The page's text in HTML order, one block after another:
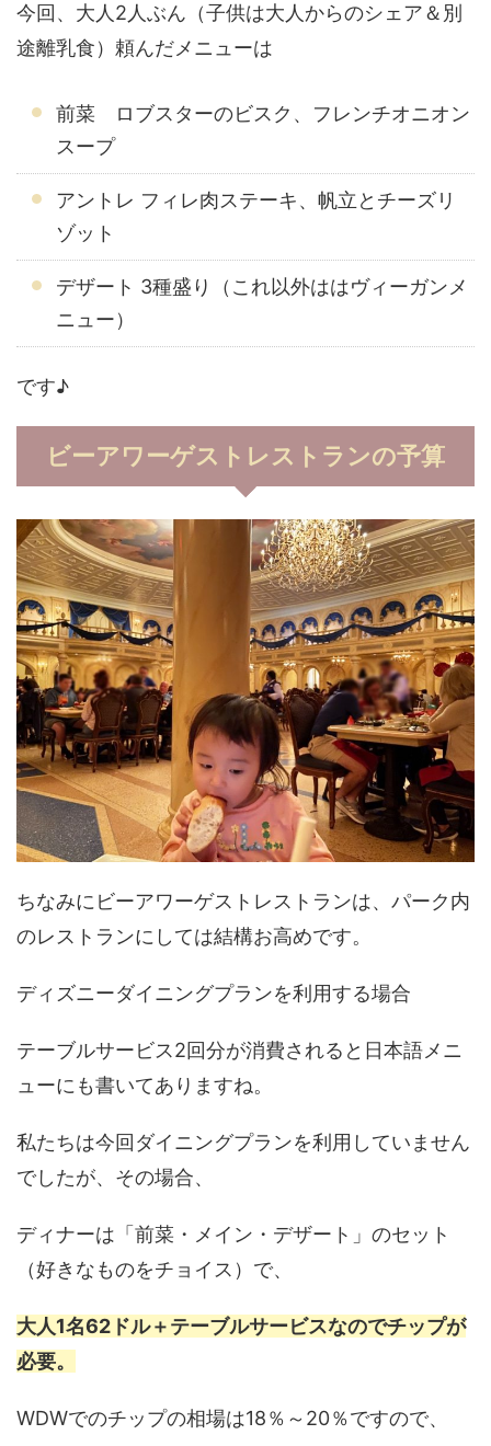
今回、大人2人ぶん（子供は大人からのシェア＆別
途離乳食）頼んだメニューは
前菜 ロブスターのビスク、フレンチオニオン
スープ
アントレ フィレ肉ステーキ、帆立とチーズリ
ゾット
デザート 3種盛り（これ以外ははヴィーガンメ
ニュー）
です♪
ビーアワーゲストレストランの予算
ちなみにビーアワーゲストレストランは、パーク内
のレストランにしては結構お高めです。
ディズニーダイニングプランを利用する場合
テーブルサービス2回分が消費されると日本語メニ
ューにも書いてありますね。
私たちは今回ダイニングプランを利用していません
でしたが、その場合、
ディナーは「前菜・メイン・デザート」のセット
（好きなものをチョイス）で、
大人1名62ドル＋テーブルサービスなのでチップが
必要。
WDWでのチップの相場は18％～20％ですので、